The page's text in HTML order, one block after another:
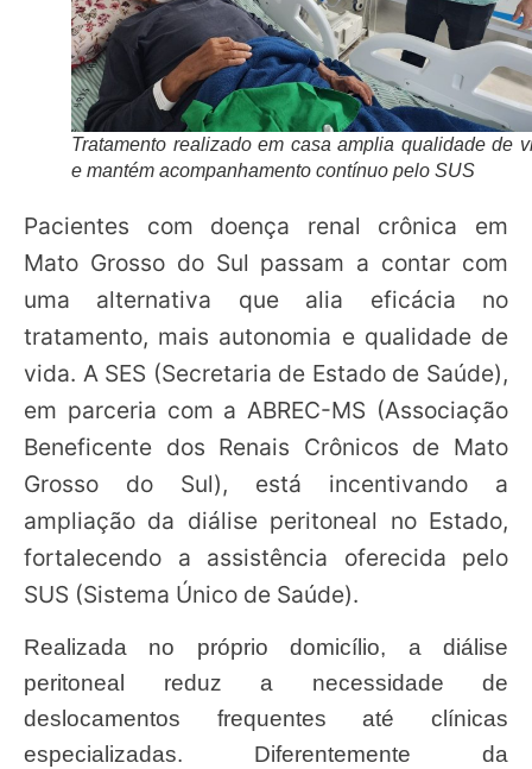
Tratamento realizado em casa amplia qualidade de
e mantém acompanhamento contínuo pelo SUS
Pacientes com doença renal crônica em
Mato Grosso do Sul passam a contar com
uma alternativa que alia eficácia no
tratamento, mais autonomia e qualidade de
vida. A SES (Secretaria de Estado de Saúde),
em parceria com a ABREC-MS (Associação
Beneficente dos Renais Crônicos de Mato
Grosso do Sul), está incentivando a
ampliação da diálise peritoneal no Estado,
fortalecendo a assistência oferecida pelo
SUS (Sistema Único de Saúde).
Realizada no próprio domicílio, a diálise
peritoneal reduz a necessidade de
deslocamentos frequentes até clínicas
especializadas. Diferentemente da